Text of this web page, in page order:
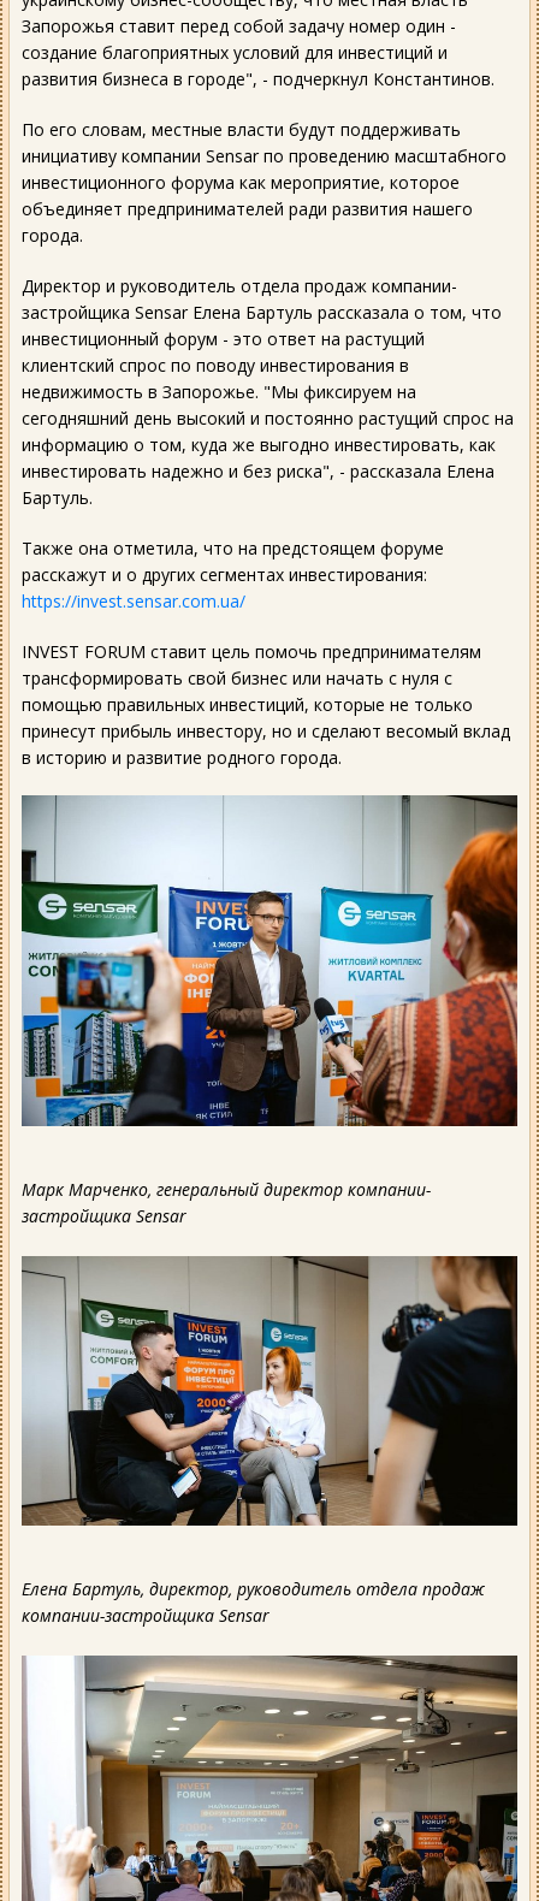
Запорожья ставит перед собой задачу номер один -
создание благоприятных условий для инвестиций и
развития бизнеса в городе", - подчеркнул Константинов.
По его словам, местные власти будут поддерживать
инициативу компании Sensar по проведению масштабного
инвестиционного форума как мероприятие, которое
объединяет предпринимателей ради развития нашего
города.
Директор и руководитель отдела продаж компании-
застройщика Sensar Елена Бартуль рассказала о том, что
инвестиционный форум - это ответ на растущий
клиентский спрос по поводу инвестирования в
недвижимость в Запорожье. "Мы фиксируем на
сегодняшний день высокий и постоянно растущий спрос на
информацию о том, куда же выгодно инвестировать, как
инвестировать надежно и без риска", - рассказала Елена
Бартуль.
Также она отметила, что на предстоящем форуме
расскажут и о других сегментах инвестирования:
https://invest.sensar.com.ua/
INVEST FORUM ставит цель помочь предпринимателям
трансформировать свой бизнес или начать с нуля с
помощью правильных инвестиций, которые не только
принесут прибыль инвестору, но и сделают весомый вклад
в историю и развитие родного города.
Марк Марченко, генеральный директор компании-
застройщика Sensar
Елена Бартуль, директор, руководитель отдела продаж
компании-застройщика Sensar